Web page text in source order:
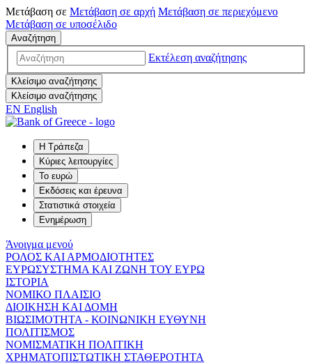
Μετάβαση σε Μετάβαση σε αρχή Μετάβαση σε περιεχόμενο
Μετάβαση σε υποσέλιδο
Αναζήτηση
Εκτέλεση αναζήτησης
Κλείσιμο αναζήτησης
Κλείσιμο αναζήτησης
EN English
Η Τράπεζα
Κύριες λειτουργίες
Το ευρώ
Εκδόσεις και έρευνα
Στατιστικά στοιχεία
Ενημέρωση
Άνοιγμα μενού
ΡΟΛΟΣ ΚΑΙ ΑΡΜΟΔΙΟΤΗΤΕΣ
ΕΥΡΩΣΥΣΤΗΜΑ ΚΑΙ ΖΩΝΗ ΤΟΥ ΕΥΡΩ
ΙΣΤΟΡΙΑ
ΝΟΜΙΚΟ ΠΛΑΙΣΙΟ
ΔΙΟΙΚΗΣΗ ΚΑΙ ΔΟΜΗ
ΒΙΩΣΙΜΟΤΗΤΑ - ΚΟΙΝΩΝΙΚΗ ΕΥΘΥΝΗ
ΠΟΛΙΤΙΣΜΟΣ
ΝΟΜΙΣΜΑΤΙΚΗ ΠΟΛΙΤΙΚΗ
ΧΡΗΜΑΤΟΠΙΣΤΩΤΙΚΗ ΣΤΑΘΕΡΟΤΗΤΑ